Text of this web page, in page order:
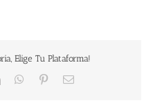
Elige Tu Plataforma!
LinkedInWhatsApp
PinterestCorreo